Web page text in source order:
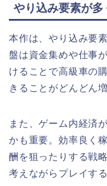
やり込み要素が多
本作は、やり込み要
盤は資金集めや仕事
けることで高級車の
きることがどんどん
また、ゲーム内経済
かも重要。効率良く
酬を狙ったりする戦
考えながらプレイす